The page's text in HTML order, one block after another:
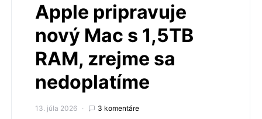
Apple pripravuje
nový Mac s 1,5TB
RAM, zrejme sa
nedoplatíme
13. júla 2026 3 komentáre